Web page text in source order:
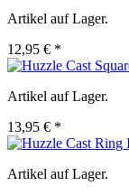
Artikel auf Lager.
12,95 € *
Artikel auf Lager.
13,95 € *
Artikel auf Lager.